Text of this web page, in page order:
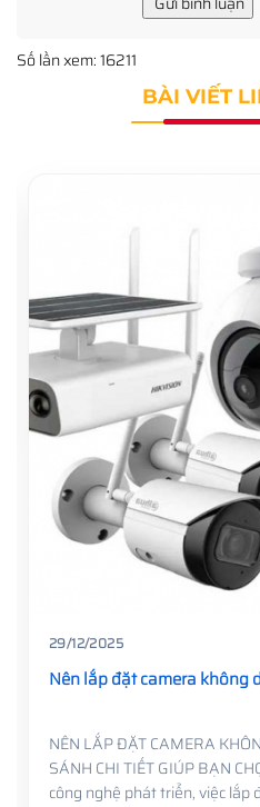
Số lần xem: 16211
BÀI VIẾT
08/11/2025
Tìm hiểu về các loại máy
Tìm hiểu về các loại máy
Trên thị trường hiện nay có
khác nhau, phù hợp với từng